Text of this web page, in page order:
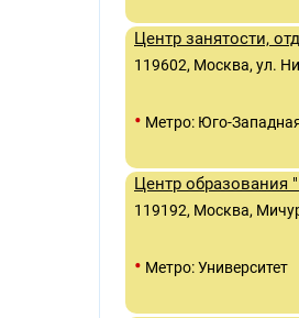
Центр занятости,
119602, Москва, ул.
• Метро: Юго-
Центр
119192, Москва,
• Метро: Университет